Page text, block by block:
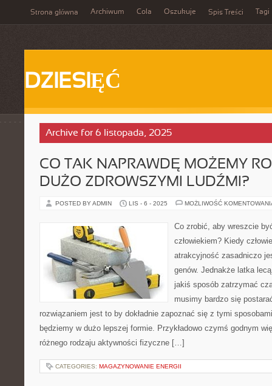
Strona główna Archiwum Cola Oszukuje Spis Treści Tagi
DZIESIĘĆ
Archive for 6 listopada, 2025
CO TAK NAPRAWDĘ MOŻEMY
DUŻO ZDROWSZYMI LUDŹMI?
POSTED BY ADMIN LIS - 6 - 2025 MOŻLIWOŚĆ
Co zrobić, aby wreszcie
człowiekiem? Kiedy
atrakcyjność zasadniczo
genów. Jednakże latka
jakiś sposób zatrzymać
musimy bardzo się
rozwiązaniem jest to by dokładnie zapoznać się z tymi
będziemy w dużo lepszej formie. Przykładowo czymś godnym
różnego rodzaju aktywności fizyczne […]
CATEGORIES: MAGAZYNOWANIE ENERGII